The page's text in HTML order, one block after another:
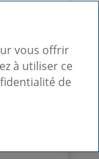
rester
vous offrir
à utiliser ce
de